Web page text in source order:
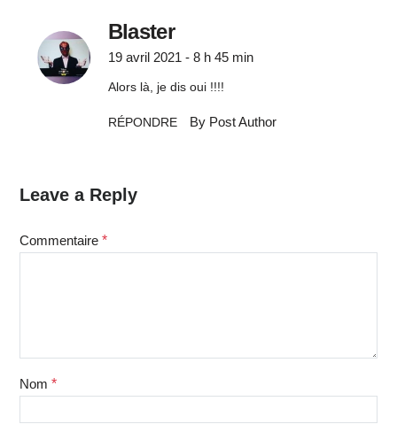
Blaster
19 avril 2021 - 8 h 45 min
Alors là, je dis oui !!!!
RÉPONDRE By Post Author
Leave a Reply
Commentaire *
Nom *